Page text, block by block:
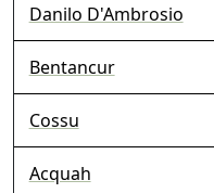
Danilo D'Ambrosio
Bentancur
Cossu
Acquah